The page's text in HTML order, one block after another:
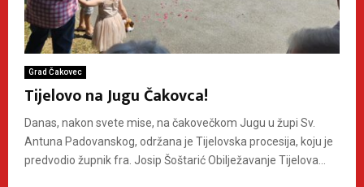
Grad Čakovec
Tijelovo na Jugu Čakovca!
Danas, nakon svete mise, na čakovečkom Jugu u župi Sv.
Antuna Padovanskog, održana je Tijelovska procesija, koju je
predvodio župnik fra. Josip Šoštarić Obilježavanje Tijelova...